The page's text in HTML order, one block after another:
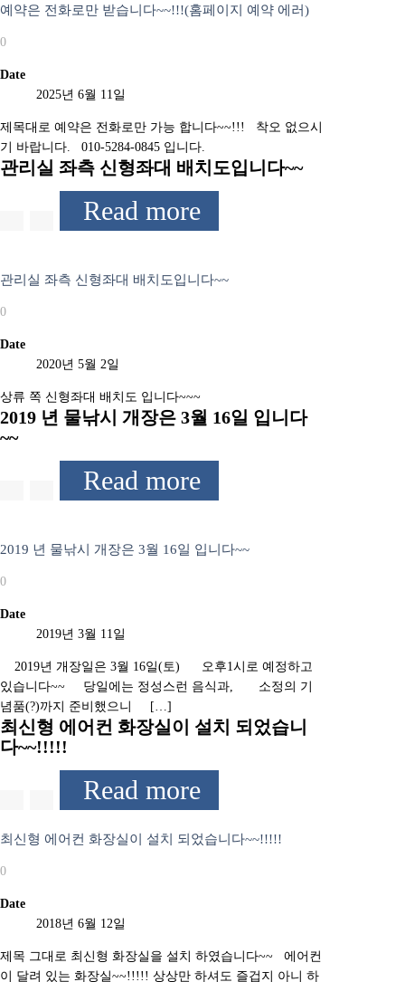
예약은 전화로만 받습니다~~!!!(홈페이지 예약 에러)
0
Date
2025년 6월 11일
제목대로 예약은 전화로만 가능 합니다~~!!! 착오 없으시
기 바랍니다. 010-5284-0845 입니다.
관리실 좌측 신형좌대 배치도입니다~~
Read more
관리실 좌측 신형좌대 배치도입니다~~
0
Date
2020년 5월 2일
상류 쪽 신형좌대 배치도 입니다~~~
2019 년 물낚시 개장은 3월 16일 입니다
~~
Read more
2019 년 물낚시 개장은 3월 16일 입니다~~
0
Date
2019년 3월 11일
2019년 개장일은 3월 16일(토) ​ 오후1시로 예정하고
있습니다~~ 당일에는 정성스런 음식과, ​ ​ 소정의 기
념품(?)까지 준비했으니 […]
최신형 에어컨 화장실이 설치 되었습니
다~~!!!!!
Read more
최신형 에어컨 화장실이 설치 되었습니다~~!!!!!
0
Date
2018년 6월 12일
제목 그대로 최신형 화장실을 설치 하였습니다~~ 에어컨
이 달려 있는 화장실~~!!!!! 상상만 하셔도 즐겁지 아니 하